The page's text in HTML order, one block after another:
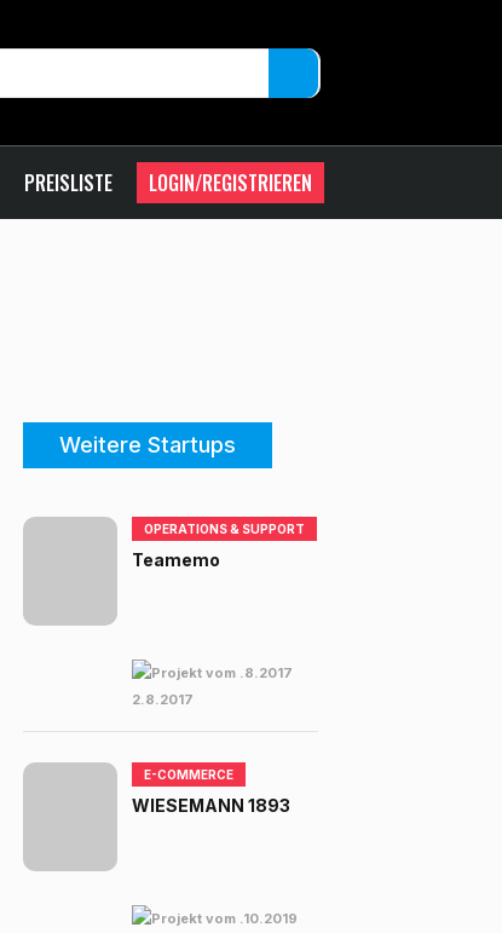
PREISLISTE LOGIN/REGISTRIEREN
Weitere Startups
OPERATIONS & SUPPORT
Teamemo
2.8.2017
E-COMMERCE
WIESEMANN 1893